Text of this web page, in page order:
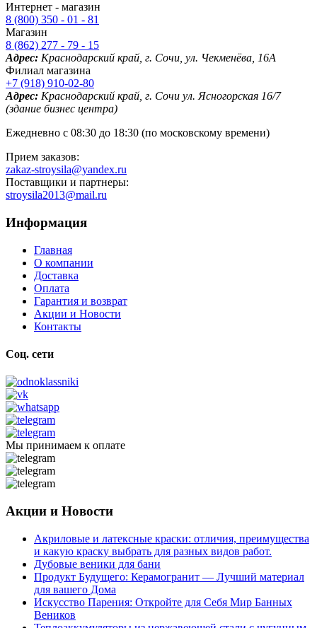
Интернет - магазин
8 (800) 350 - 01 - 81
Магазин
8 (862) 277 - 79 - 15
Адрес: Краснодарский край, г. Сочи, ул. Чекменёва, 16А
Филиал магазина
+7 (918) 910-02-80
Адрес: Краснодарский край, г. Сочи ул. Ясногорская 16/7
(здание бизнес центра)
Ежедневно с 08:30 до 18:30 (по московскому времени)
Прием заказов:
zakaz-stroysila@yandex.ru
Поставщики и партнеры:
stroysila2013@mail.ru
Информация
Главная
О компании
Доставка
Оплата
Гарантия и возврат
Акции и Новости
Контакты
Соц. сети
Мы принимаем к оплате
Акции и Новости
Акриловые и латексные краски: отличия, преимущества
и какую краску выбрать для разных видов работ.
Дубовые веники для бани
Продукт Будущего: Керамогранит — Лучший материал
для вашего Дома
Искусство Парения: Откройте для Себя Мир Банных
Веников